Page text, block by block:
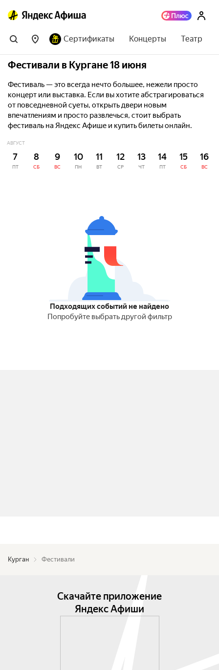
Сертификаты Концерты Театр
Фестивали в Кургане 18 июня
Фестиваль — это всегда нечто большее, нежели просто
концерт или выставка. Если вы хотите абстрагироваться
от повседневной суеты, открыть двери новым
впечатлениям и просто развлечься, стоит выбрать
фестиваль на Яндекс Афише и купить билеты онлайн.
АВГУСТ
7
ПТ
8
СБ
9
ВС
10
ПН
11
ВТ
12
СР
13
ЧТ
14
ПТ
15
СБ
16
ВС
Подходящих событий не найдено
Попробуйте выбрать другой фильтр
Курган Фестивали
Скачайте приложение
Яндекс Афиши